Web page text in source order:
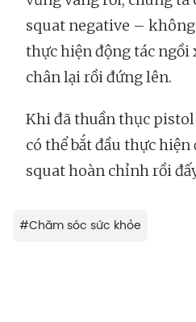
squat negative –
thực hiện động tác ngồi
chân lại rồi đứng lên.
Khi đã thuần thục
có thể bắt đầu thực
squat hoàn chỉnh rồi
#Chăm sóc sức khỏe